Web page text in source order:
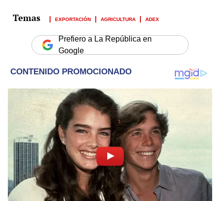
EXPORTACIÓN AGRICULTURA ADEX
Prefiero a La República en
Google